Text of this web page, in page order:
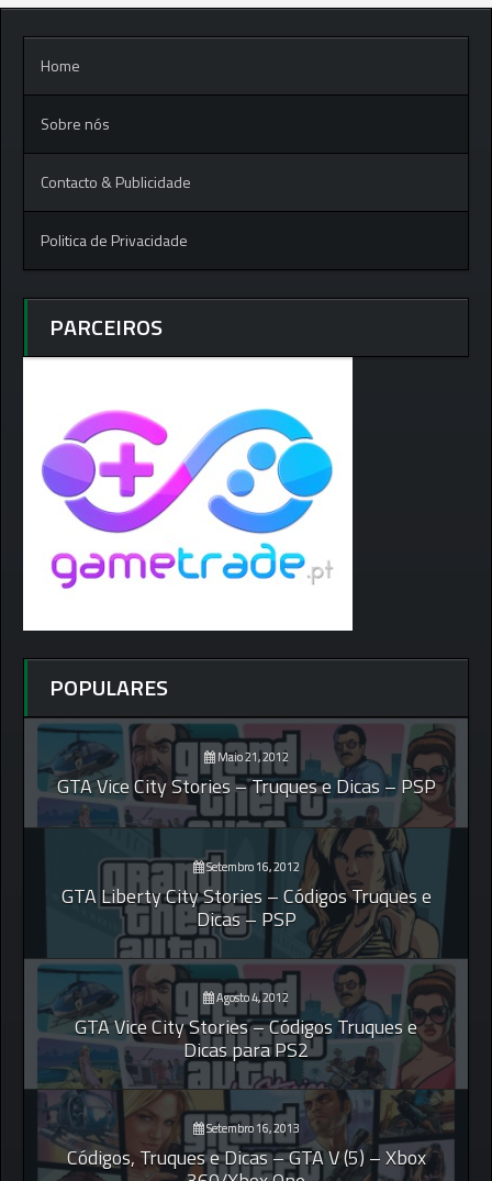
Home
Sobre nós
Contacto & Publicidade
Politica de Privacidade
PARCEIROS
POPULARES
Maio 21, 2012
GTA Vice City Stories – Truques e Dicas – PSP
Setembro 16, 2012
GTA Liberty City Stories – Códigos Truques e
Dicas – PSP
Agosto 4, 2012
GTA Vice City Stories – Códigos Truques e
Dicas para PS2
Setembro 16, 2013
Códigos, Truques e Dicas – GTA V (5) – Xbox